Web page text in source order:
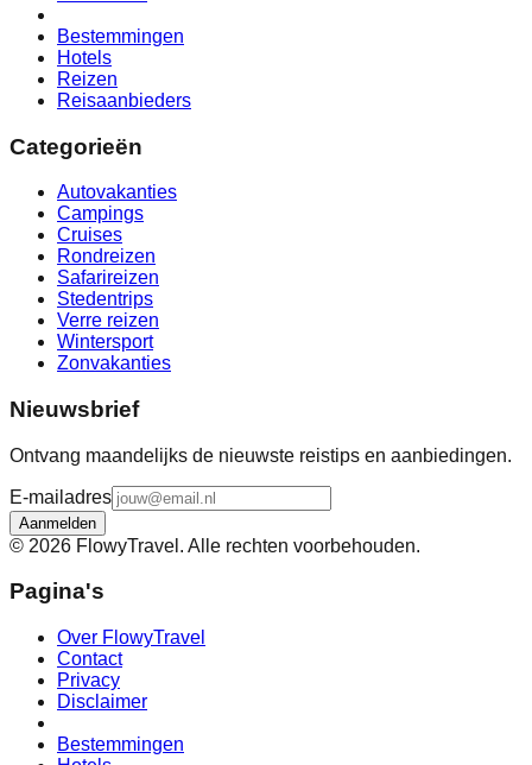
Bestemmingen
Hotels
Reizen
Reisaanbieders
Categorieën
Autovakanties
Campings
Cruises
Rondreizen
Safarireizen
Stedentrips
Verre reizen
Wintersport
Zonvakanties
Nieuwsbrief
Ontvang maandelijks de nieuwste reistips en aanbiedingen.
E-mailadres
Aanmelden
© 2026 FlowyTravel. Alle rechten voorbehouden.
Pagina's
Over FlowyTravel
Contact
Privacy
Disclaimer
Bestemmingen